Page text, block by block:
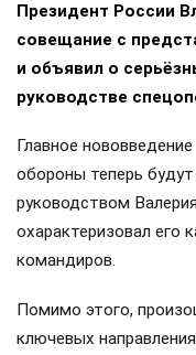
Президент России
совещание с
и объявил о
руководстве
Главное
обороны теперь
руководством
охарактеризовал его
командиров.
Помимо этого,
ключевых